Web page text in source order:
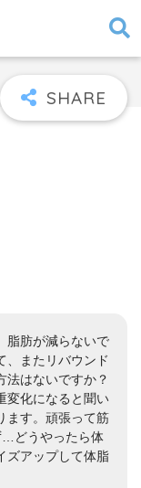
脂肪が減らないで
、またリバウンド
法はないですか？
変化になると聞い
ます。頑張って筋
…どうやったら体
ズアップして体脂